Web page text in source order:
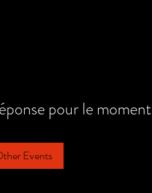
pour le moment
Events